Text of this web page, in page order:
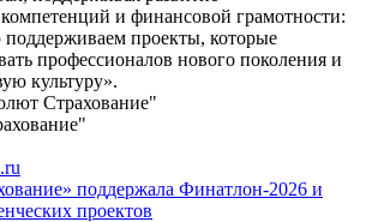
и финансовой грамотности:
проекты, которые
профессионалов нового поколения и
культуру».
Страхование"
поддержала Финатлон-2026 и
проектов